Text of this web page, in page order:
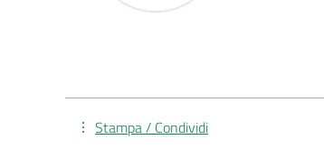
Stampa / Condividi